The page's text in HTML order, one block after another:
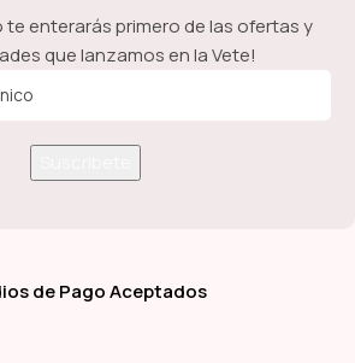
enterarás primero de las ofertas y
que lanzamos en la Vete!
de Pago Aceptados